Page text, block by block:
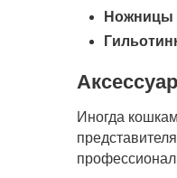
Ножницы
Иногда